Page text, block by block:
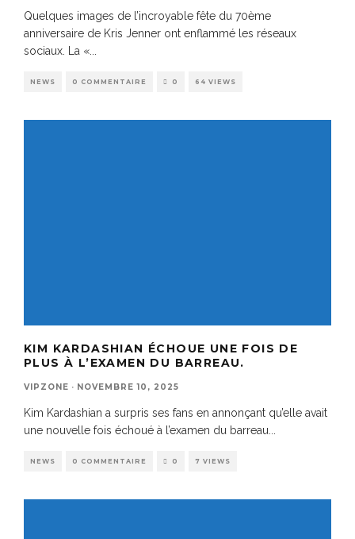
Quelques images de l’incroyable fête du 70ème
anniversaire de Kris Jenner ont enflammé les réseaux
sociaux. La «...
NEWS 0 COMMENTAIRE 0 64 VIEWS
KIM KARDASHIAN ÉCHOUE UNE FOIS DE
PLUS À L’EXAMEN DU BARREAU.
VIPZONE · NOVEMBRE 10, 2025
Kim Kardashian a surpris ses fans en annonçant qu’elle avait
une nouvelle fois échoué à l’examen du barreau
NEWS 0 COMMENTAIRE 0 7 VIEWS